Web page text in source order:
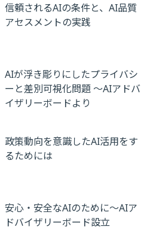
信頼されるAIの条件と、AI品質
アセスメントの実践
AIが浮き彫りにしたプライバシ
ーと差別可視化問題 ～AIアドバ
イザリーボードより
政策動向を意識したAI活用をす
るためには
安心・安全なAIのために～AIア
ドバイザリーボード設立